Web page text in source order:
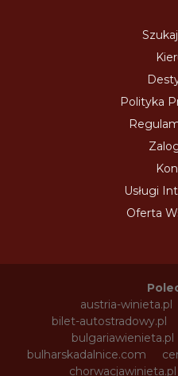
Polityka
Usługi
Oferta
austria-winieta.pl
bilet-autostradowy.pl
bulgariawienieta.pl
bulharskadalnice.com
chorwacjawinieta.pl